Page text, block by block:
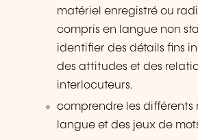
matériel enregistré ou
compris en langue non
identifier des détails fins
des attitudes et des
interlocuteurs.
comprendre les différents
langue et des jeux de